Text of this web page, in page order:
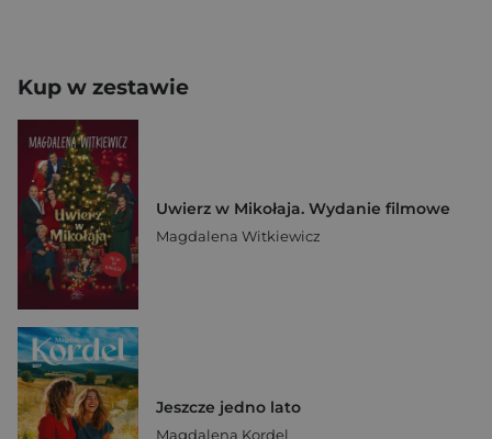
Kup w zestawie
Uwierz w Mikołaja. Wydanie filmowe
Magdalena Witkiewicz
Jeszcze jedno lato
Magdalena Kordel